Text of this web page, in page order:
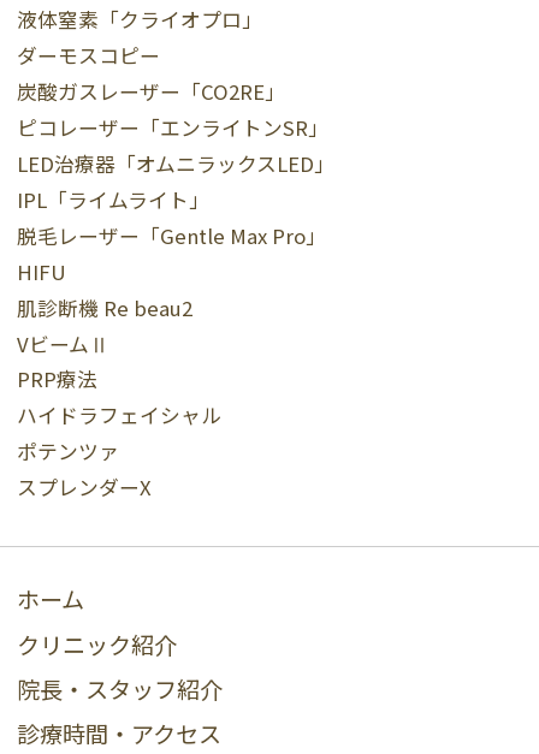
液体窒素「クライオプロ」
ダーモスコピー
炭酸ガスレーザー「CO2RE」
ピコレーザー「エンライトンSR」
LED治療器「オムニラックスLED」
IPL「ライムライト」
脱毛レーザー「Gentle Max Pro」
HIFU
肌診断機 Re beau2
VビームⅡ
PRP療法
ハイドラフェイシャル
ポテンツァ
スプレンダーX
ホーム
クリニック紹介
院長・スタッフ紹介
診療時間・アクセス